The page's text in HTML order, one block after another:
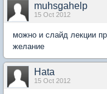
muhsgahelp
15 Oct 2012
можно и слайд лекции
желание
Hata
15 Oct 2012